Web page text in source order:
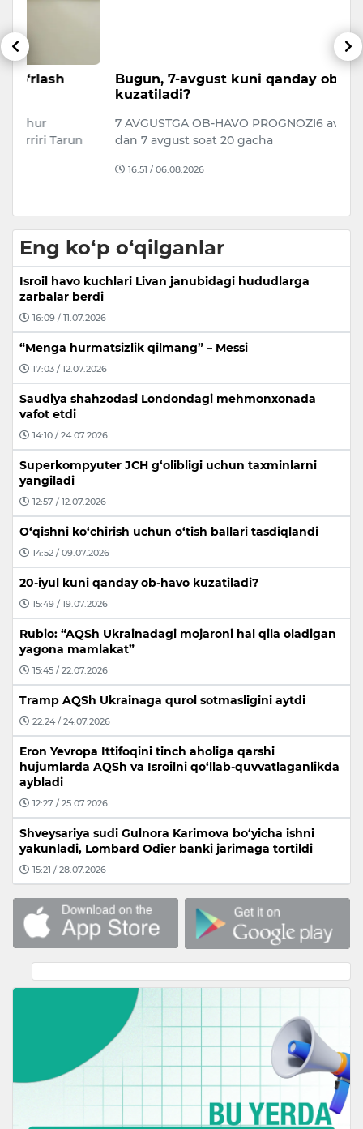
Bugun, 7-avgust kuni qanday ob-havo
7 AVGUSTGA OB-HAVO PROGNOZI6 avgust soat 20
dan 7 avgust soat 20 gacha
16:51 / 06.08.2026
Eng ko‘p o‘qilganlar
Isroil havo kuchlari Livan janubidagi hududlarga
zarbalar berdi
16:09 / 11.07.2026
“Menga hurmatsizlik qilmang” – Messi
17:03 / 12.07.2026
Saudiya shahzodasi Londondagi mehmonxonada
vafot etdi
14:10 / 24.07.2026
Superkompyuter JCH g‘olibligi uchun taxminlarni
yangiladi
12:57 / 12.07.2026
O‘qishni ko‘chirish uchun o‘tish ballari tasdiqlandi
14:52 / 09.07.2026
20-iyul kuni qanday ob-havo kuzatiladi?
15:49 / 19.07.2026
Rubio: “AQSh Ukrainadagi mojaroni hal qila oladigan
yagona mamlakat”
15:45 / 22.07.2026
Tramp AQSh Ukrainaga qurol sotmasligini aytdi
22:24 / 24.07.2026
Eron Yevropa Ittifoqini tinch aholiga qarshi
hujumlarda AQSh va Isroilni qo‘llab-quvvatlaganlikda
aybladi
12:27 / 25.07.2026
Shveysariya sudi Gulnora Karimova bo‘yicha ishni
yakunladi, Lombard Odier banki jarimaga tortildi
15:21 / 28.07.2026